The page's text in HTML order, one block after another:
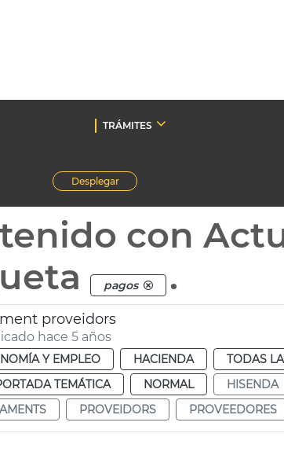
TRÁMITES
Desplegar
con
pagos .
proveidors
hace 5 años
Y EMPLEO HACIENDA TODAS
TEMÁTICA
NORMAL HISENDA
PROVEIDORS PROVEEDORES